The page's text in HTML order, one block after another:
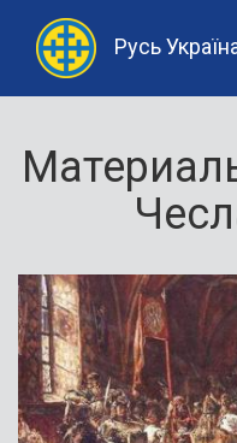
Русь